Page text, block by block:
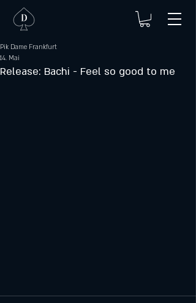
Release: Bachi - Feel so good to me
Pik Dame Frankfurt
14. Mai